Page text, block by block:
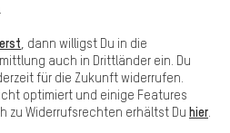
, dann willigst Du in die
auch in Drittländer ein. Du
für die Zukunft widerrufen.
optimiert und einige Features
zu Widerrufsrechten erhältst Du hier